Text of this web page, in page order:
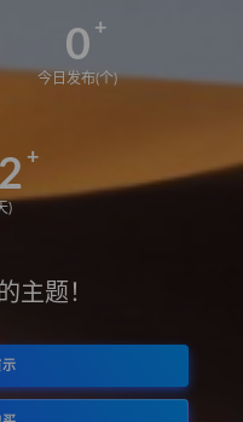
0
今日发布(个)
)
主题！